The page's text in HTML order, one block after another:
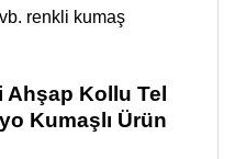
renkli kumaş
Ahşap Kollu Tel
Kumaşlı Ürün